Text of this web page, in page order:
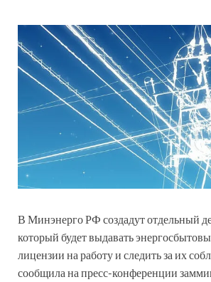
В Минэнерго РФ создадут отдельный
который будет выдавать
лицензии на работу и следить за их
сообщила на пресс-конференции